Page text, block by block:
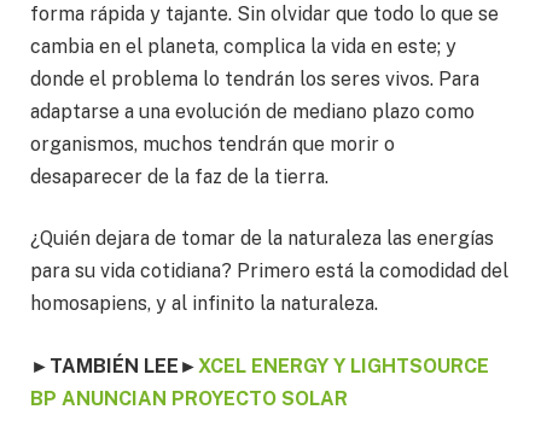
forma rápida y tajante. Sin olvidar que todo lo que se
cambia en el planeta, complica la vida en este; y
donde el problema lo tendrán los seres vivos. Para
adaptarse a una evolución de mediano plazo como
organismos, muchos tendrán que morir o
desaparecer de la faz de la tierra.
¿Quién dejara de tomar de la naturaleza las energías
para su vida cotidiana? Primero está la comodidad del
homosapiens, y al infinito la naturaleza.
► TAMBIÉN LEE ►XCEL ENERGY Y LIGHTSOURCE
BP ANUNCIAN PROYECTO SOLAR